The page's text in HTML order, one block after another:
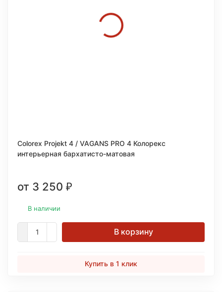
Colorex Projekt 4 / VAGANS PRO 4 Колорекс
интерьерная бархатисто-матовая
от 3 250 ₽
В наличии
В корзину
Купить в 1 клик